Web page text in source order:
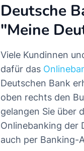
Deutsche
"Meine
Viele Kundinnen
dafür das
Deutschen Bank
oben rechts den
gelangen Sie über
Onlinebanking der
auch per Banking-